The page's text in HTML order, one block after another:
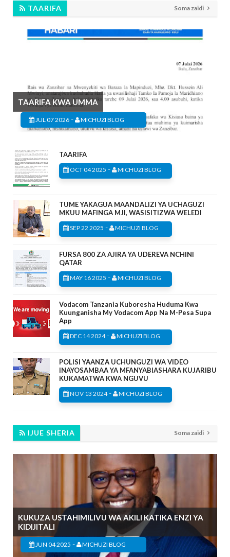
TAARIFA Soma zaidi
TAARIFA KWA UMMA
JUL 07 2026 - MICHUZI BLOG
TAARIFA
OCT 04 2025 - MICHUZI BLOG
TUME YAKAGUA MAANDALIZI YA UCHAGUZI
MKUU MAFINGA MJI, WASISITIZWA WELEDI
SEP 22 2025 - MICHUZI BLOG
FURSA 800 ZA AJIRA YA UDEREVA NCHINI
QATAR
MAY 16 2025 - MICHUZI BLOG
Vodacom Tanzania Kuboresha Huduma Kwa
Kuunganisha My Vodacom App Na M-Pesa Supa
App
DEC 14 2024- MICHUZI BLOG
POLISI YAANZA UCHUNGUZI WA VIDEO
INAYOSAMBAA YA MFANYABIASHARA KUJARIBU
KUKAMATWA KWA NGUVU
NOV 13 2024- MICHUZI BLOG
IJUE SHERIA Soma zaidi
KUKUZA USTAHIMILIVU WA AKILI KATIKA ENZI YA
KIDIJITALI
JUN 04 2025 - MICHUZI BLOG